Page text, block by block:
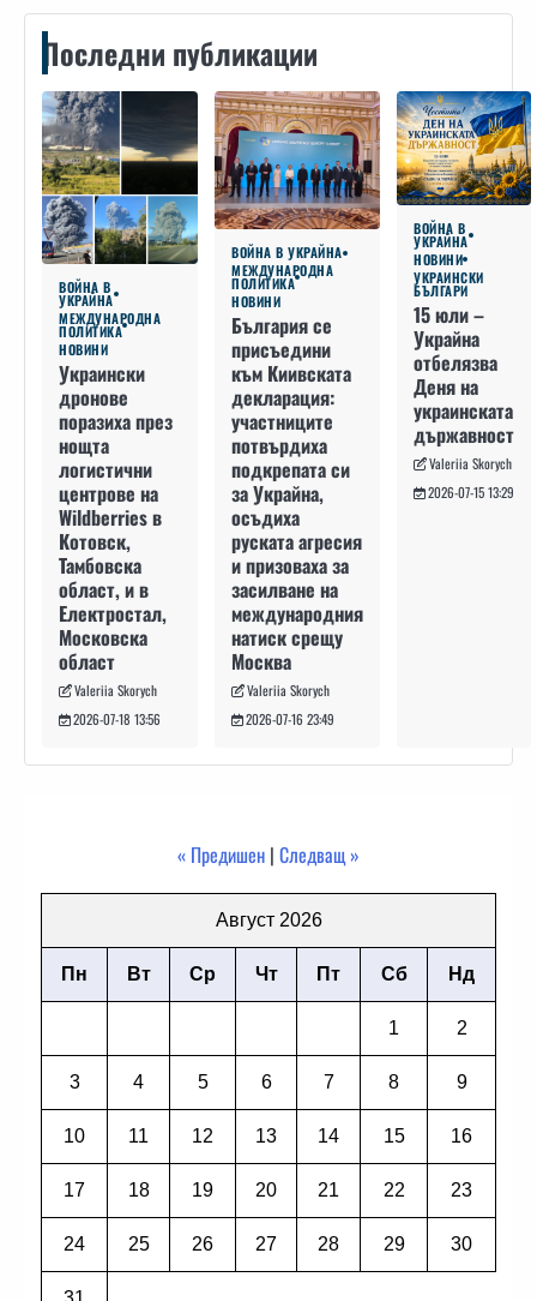
Последни публикации
ВОЙНА В
УКРАЙНА
МЕЖДУНАРОДНА
ПОЛИТИКА
НОВИНИ
Украински
дронове
поразиха през
нощта
логистични
центрове на
Wildberries в
Котовск,
Тамбовска
област, и в
Електростал,
Московска
област
Valeriia Skorych
2026-07-18 13:56
ВОЙНА В УКРАЙНА
МЕЖДУНАРОДНА
ПОЛИТИКА
НОВИНИ
България се
присъедини
към Киивската
декларация:
участниците
потвърдиха
подкрепата си
за Украйна,
осъдиха
руската агресия
и призоваха за
засилване на
международния
натиск срещу
Москва
Valeriia Skorych
2026-07-16 23:49
ВОЙНА В
УКРАЙНА
НОВИНИ
УКРАИНСКИ
БЪЛГАРИ
15 юли –
Украйна
отбелязва
Деня на
украинската
държавност
Valeriia Skorych
2026-07-15 13:29
« Предишен | Следващ »
Август 2026
Пн Вт Ср Чт Пт Сб Нд
1 2
3 4 5 6 7 8 9
10 11 12 13 14 15 16
17 18 19 20 21 22 23
24 25 26 27 28 29 30